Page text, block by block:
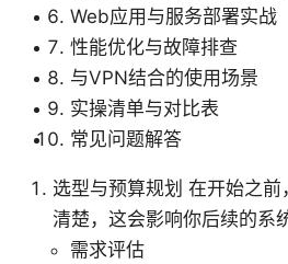
Web应用与服务部署实战
性能优化与故障排查
与VPN结合的使用场景
实操清单与对比表
常见问题解答
选型与预算规划 在开始之
清楚，这会影响你后续的系
需求评估